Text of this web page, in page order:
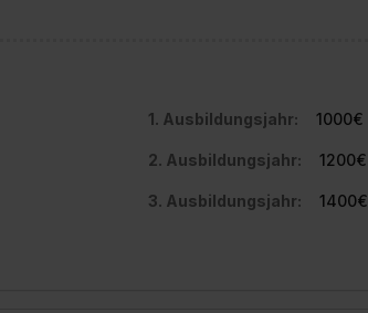
1. Ausbildungsjahr: 1000€
2. Ausbildungsjahr: 1200€
3. Ausbildungsjahr: 1400€